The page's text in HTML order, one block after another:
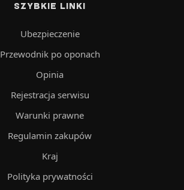
SZYBKIE LINKI
Ubezpieczenie
Przewodnik po oponach
Opinia
Rejestracja serwisu
Warunki prawne
Regulamin zakupów
Kraj
Polityka prywatności